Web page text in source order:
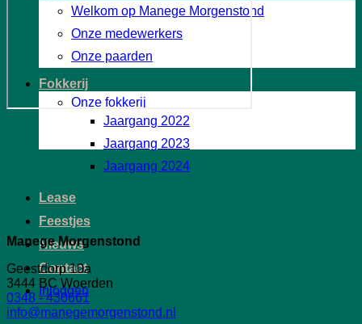
Welkom op Manege Morgenstond
Onze medewerkers
Onze paarden
Fokkerij
Onze fokkerij
Jaargang 2022
Jaargang 2023
Jaargang 2024
Lease
Feestjes
Nieuws
Contact
Inloggen
Manege Morgenstond
Geestdorp 10a
3444 BC Woerden
0348 - 430661
info@manegemorgenstond.nl